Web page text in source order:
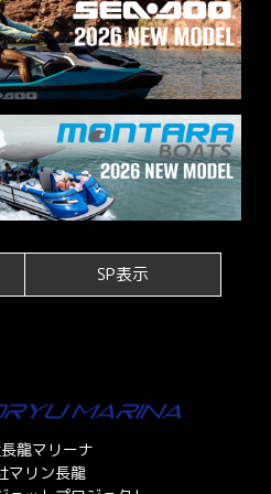
SP表示
龍マリーナ
マリン長龍